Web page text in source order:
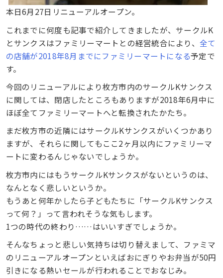
本日6月27日リニューアルオープン。
これまでに何度も記事で紹介してきましたが、サークルK
とサンクスはファミリーマートとの経営統合により、 全て
の店舗が2018年8月までにファミリーマートになる予定で
す。
今回のリニューアルにより枚方市内のサークルKサンクス
に関しては、閉店したところもありますが2018年6月中に
ほぼ全てファミリーマートへと転換されたかたち。
まだ枚方市の近隣にはサークルKサンクスがいくつかあり
ますが、それらに関してもここ2ヶ月以内にファミリーマ
ートに変わるんじゃないでしょうか。
枚方市内にはもうサークルKサンクスがないというのは、
なんとなく悲しいというか。
もうあと何年かしたら子どもたちに「サークルKサンクス
って何？」って言われそうな気もします。
1つの時代の終わり……はいいすぎでしょうか。
そんなちょっと悲しい気持ちは切り替えまして、ファミマ
のリニューアルオープンといえばおにぎりやお弁当が50円
引きになる熱いセールが行われることでおなじみ。